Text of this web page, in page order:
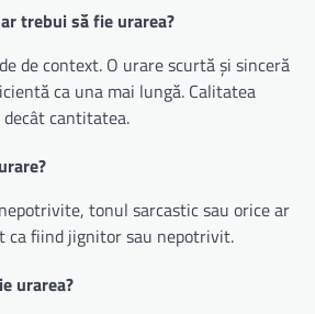
trebui să fie urarea?
de context. O urare scurtă și sinceră
ca una mai lungă. Calitatea
cantitatea.
tonul sarcastic sau orice ar
ca fiind jignitor sau nepotrivit.
urarea?